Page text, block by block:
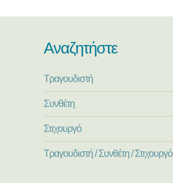
Αναζητήστε
Τραγουδιστή
Συνθέτη
Στιχουργό
Τραγουδιστή / Συνθέτη / Στιχουργό